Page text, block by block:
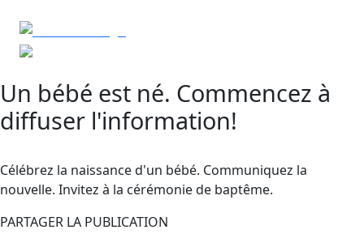
Un bébé est né. Commencez à
diffuser l'information!
Célébrez la naissance d'un bébé. Communiquez la
nouvelle. Invitez à la cérémonie de baptême.
PARTAGER LA PUBLICATION